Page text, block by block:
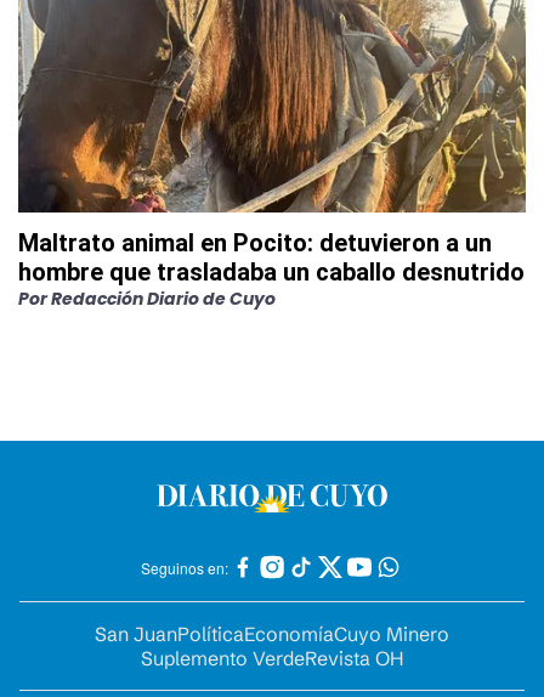
Maltrato animal en Pocito: detuvieron a un
hombre que trasladaba un caballo desnutrido
PorRedacción Diario de Cuyo
Seguinos en:
San JuanPolíticaEconomíaCuyo Minero
Suplemento VerdeRevista OH